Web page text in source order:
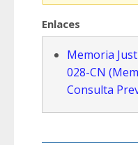
Enlaces
Memoria
028-CN
Consulta